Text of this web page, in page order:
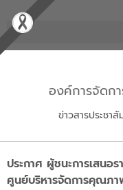
องค์การจัดกา
ข่าวสารประชา
ประกาศ ผู้ชนะการเสนอ
ศูนย์บริหารจัดการคุณภา